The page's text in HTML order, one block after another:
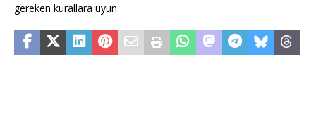
gereken kurallara uyun.